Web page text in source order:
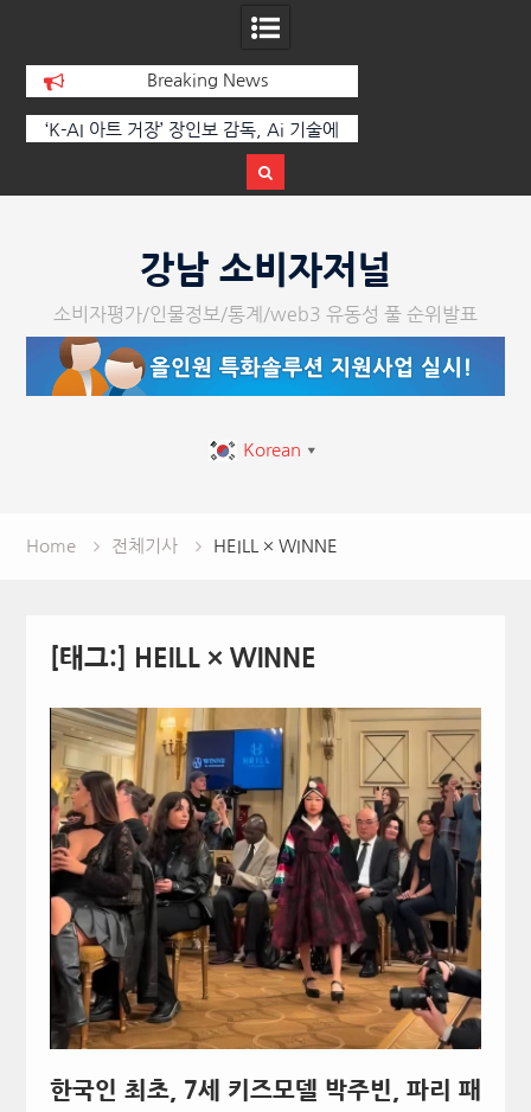
Breaking News
‘K-AI 아트 거장’ 장인보 감독, Ai 기술에
페스티벌’ 성황리에 막 내려
강남 소비자저널
소비자평가/인물정보/통계/web3 유동성 풀 순위발표
Korean ▼
Home 전체기사 HEILL × WINNE
[태그:] HEILL × WINNE
한국인 최초, 7세 키즈모델 박주빈, 파리 패